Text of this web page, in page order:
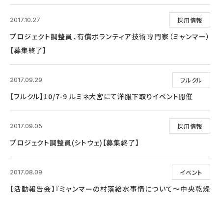
採用情報
2017.10.27
プロジェクト調整員、有償ボランティア技術専門家（ミャンマー）
【募集終了】
フルクル
2017.09.29
【フルクル】10/7-9 ルミネ大宮にて洋服下取りイベント開催
採用情報
2017.09.05
プロジェクト調整員(シトウェ)【募集終了】
イベント
2017.08.09
【活動報告会】『ミャンマーの村落給水事情について～中央乾燥